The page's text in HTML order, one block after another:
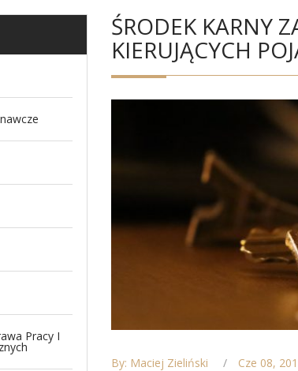
ŚRODEK KARNY
KIERUJĄCYCH
By: Maciej Zieliński Cze 08,
Pracy I